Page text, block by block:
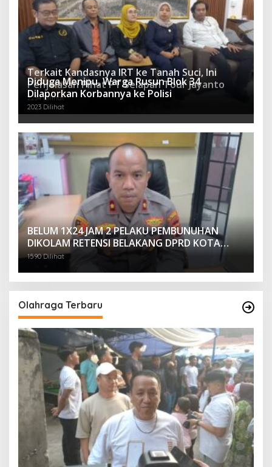
Terkait Kandasnya IRT ke Tanah Suci, Ini
Penjelasan Pihat PT Selapan Tour Jayanto
2234 Dilihat
Diduga Menipu, Warga Rusun Blok 34
Dilaporkan Korbannya ke Polisi
2023 Dilihat
BELUM 1X24 JAM 2 PELAKU PEMBUNUHAN
DIKOLAM RETENSI BELAKANG DPRD KOTA
PALEMBANG TELAH DIRINGKUS ANGGOTA
1590 Dilihat
Olahraga Terbaru